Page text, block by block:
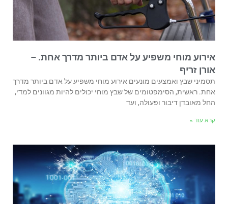
אירוע מוחי משפיע על אדם ביותר מדרך אחת. –
אורן זריף
תסמיני שבץ ואמצעים מונעים אירוע מוחי משפיע על אדם ביותר מדרך
אחת. ראשית, הסימפטומים של שבץ מוחי יכולים להיות מגוונים למדי,
החל מאובדן דיבור ופעולה, ועד
קרא עוד »